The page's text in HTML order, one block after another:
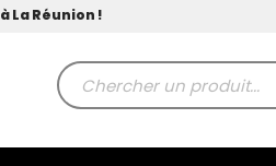
La Réunion !